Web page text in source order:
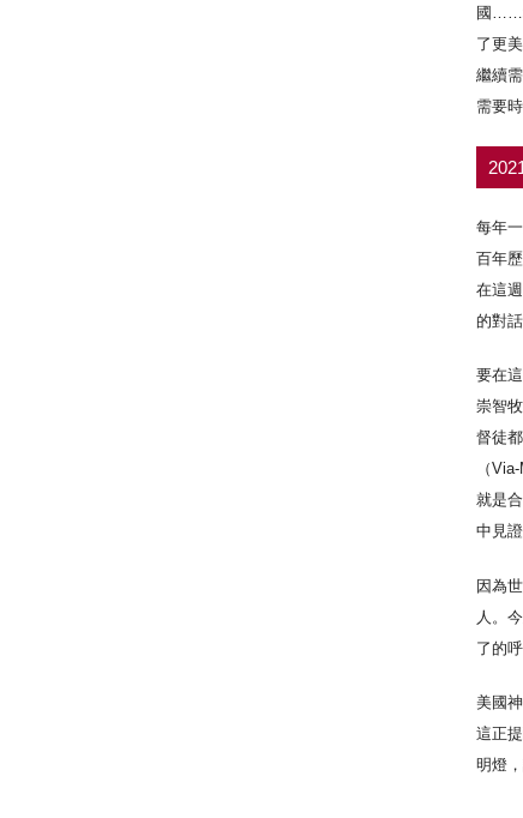
國……
了更
繼續
需要
每年
百年
在這
的對
要在
崇智
督徒
（
就是
中見
因為
人。
了的
美國
這正
明燈